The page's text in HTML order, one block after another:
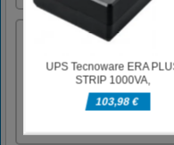
nadzor